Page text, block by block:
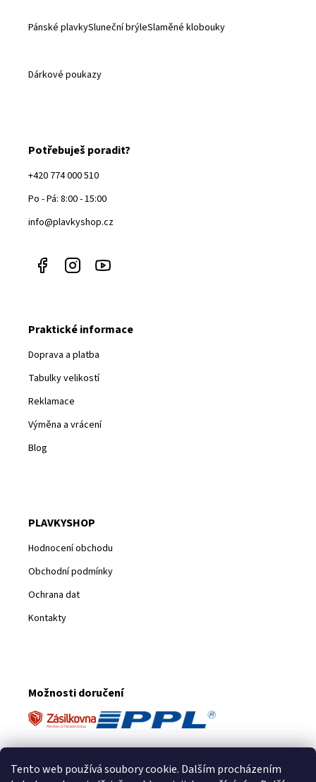
Tento web používá soubory cookie. Dalším procházením
Pánské plavkySluneční brýleSlaměné klobouky
Dárkové poukazy
Potřebuješ poradit?
+420 774 000 510
Po - Pá: 8:00 - 15:00
info@plavkyshop.cz
Praktické informace
Doprava a platba
Tabulky velikostí
Reklamace
Výměna a vrácení
Blog
PLAVKYSHOP
Hodnocení obchodu
Obchodní podmínky
Ochrana dat
Kontakty
Možnosti doručení